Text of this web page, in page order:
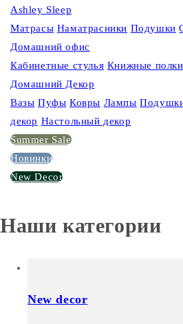
Ashley Sleep
Матрасы Наматрасники Подушки
Домашний офис
Кабинетные стулья Книжные полки
Домашний Декор
Вазы Пуфы Ковры Лампы
декор Настольный декор
Summer Sale
Новинки
New Decor
Наши категории
New decor